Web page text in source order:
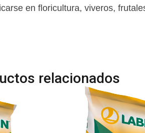
en floricultura, viveros,
relacionados